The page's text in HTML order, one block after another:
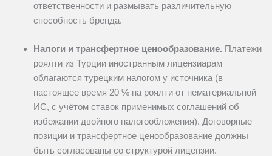
ответственности и размывать различительную
способность бренда.
Налоги и трансфертное ценообразование. Платежи
роялти из Турции иностранным лицензиарам
облагаются турецким налогом у источника (в
настоящее время 20 % на роялти от нематериальной
ИС, с учётом ставок применимых соглашений об
избежании двойного налогообложения). Договорные
позиции и трансфертное ценообразование должны
быть согласованы со структурой лицензии.